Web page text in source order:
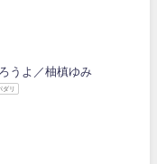
うよ／柚槙ゆみ
ダリ